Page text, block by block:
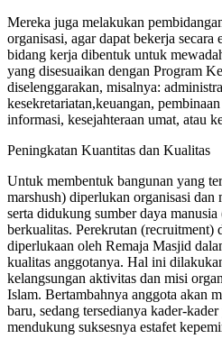
Mereka juga melakukan
organisasi, agar dapat bekerja
bidang kerja dibentuk untuk
yang disesuaikan dengan Program
diselenggarakan, misalnya:
kesekretariatan,keuangan,
informasi, kesejahteraan umat, atau
Peningkatan Kuantitas dan Kualitas
Untuk membentuk bangunan yang
marshush) diperlukan organisasi dan
serta didukung sumber daya
berkualitas. Perekrutan (recruitment)
diperlukaan oleh Remaja Masjid
kualitas anggotanya. Hal ini
kelangsungan aktivitas dan misi
Islam. Bertambahnya anggota akan
baru, sedang tersedianya kader-
mendukung suksesnya estafet